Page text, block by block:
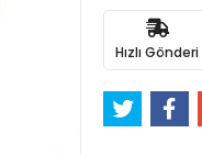
Hızlı Gönderi